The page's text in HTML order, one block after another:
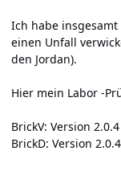
Ich habe
einen Unfall
den Jordan).
Hier mein Labor -
BrickV: Version 2.0.4
BrickD: Version 2.0.4